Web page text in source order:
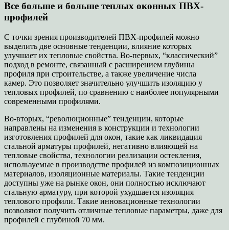
Все больше и больше теплых оконных ПВХ-
профилей
С точки зрения производителей ПВХ-профилей можно
выделить две основные тенденции, влияние которых
улучшает их тепловые свойства. Во-первых, “классический”
подход в ремонте, связанный с расширением глубины
профиля при строительстве, а также увеличение числа
камер. Это позволяет значительно улучшить изоляцию у
тепловых профилей, по сравнению с наиболее популярными
современными профилями.
Во-вторых, “революционные” тенденции, которые
направлены на изменения в конструкции и технологии
изготовления профилей для окон, такие как ликвидация
стальной арматуры профилей, негативно влияющей на
тепловые свойства, технологии реализации остекления,
используемые в производстве профилей из композиционных
материалов, изоляционные материалы. Такие тенденции
доступны уже на рынке окон, они полностью исключают
стальную арматуру, при которой ухудшается изоляция
теплового профили. Такие инновационные технологии
позволяют получить отличные тепловые параметры, даже для
профилей с глубиной 70 мм.